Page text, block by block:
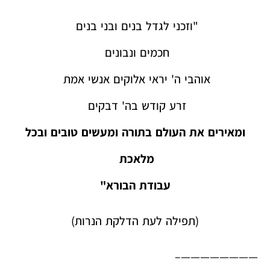
"וזכני לגדל בנים ובני בנים
חכמים ונבונים
אוהבי ה' יראי אלוקים אנשי אמת
זרע קודש בה' דבקים
ומאירים את העולם בתורה ומעשים טובים ובכל
מלאכת
עבודת הבורא"
(תפילה לעת הדלקת הנרות)
————————–